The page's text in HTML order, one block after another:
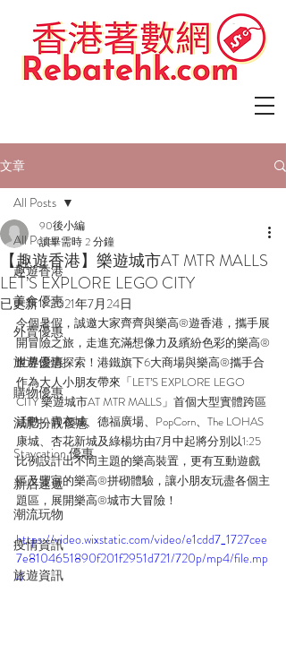
文章
All Posts
趣遊香港
美食優惠
外賣優惠
旅遊優惠
購物優惠
減肥扮靚優惠
Staycation 優惠
新店速遞
潮流玩物
疫情資訊
旅遊資訊
All Posts
【趣遊香港】樂遊城市AT MTR MALLS
LET’S EXPLORE LEGO CITY
90後小編
讀畢需時 2 分鐘
已更新：2021年7月24日
今個暑假，誠邀大家齊齊與樂高®遊香港，攜手展
開冒險之旅，走進充滿想像力及繽紛色彩的樂高®
世界盡情探索！港鐵旗下6大商場與樂高®攜手合
作為大人小朋友帶來「LET’S EXPLORE LEGO
CITY 樂遊城市AT MTR MALLS」首個大型實體跨區
活動，青衣城、德福廣場、PopCorn、The LOHAS
康城、杏花新城及綠楊坊由7月中起將分別以1:25
比例設計出不同主題的樂高裝置，更有互動遊戲
區及豐富的樂高®拼砌體驗，讓小朋友玩盡各個主
題區，展開樂高®城市大冒險！
https://video.wixstatic.com/video/e1cdd7_1727cee
7e8104651890f201f2951d721/720p/mp4/file.mp
4